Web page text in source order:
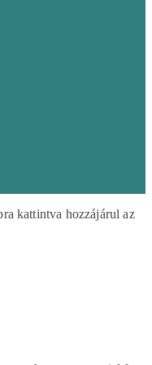
kattintva hozzájárul az